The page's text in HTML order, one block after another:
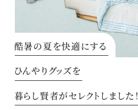
酷暑の夏を快適にする
ひんやりグッズを
暮らし賢者がセレクトしました！